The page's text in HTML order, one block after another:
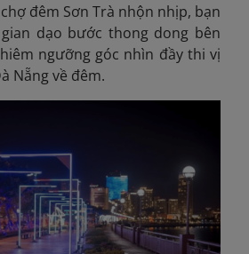
đêm Sơn Trà nhộn nhịp, bạn
dạo bước thong dong bên
ngưỡng góc nhìn đầy thi vị
Nẵng về đêm.